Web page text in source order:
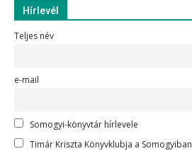
Hírlevél
Teljes név
e-mail
Somogyi-könyvtár hírlevele
Timár Kriszta Könyvklubja a Somogyiban